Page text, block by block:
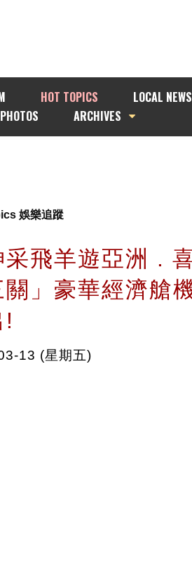
HOT TOPICS
LOCAL NEWS
PHOTOS ARCHIVES
娛樂追蹤
采飛羊遊亞洲 .
關」豪華經濟艙
13 (星期五)